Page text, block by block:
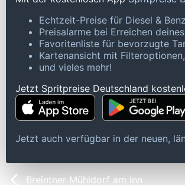
Echtzeit-Preise für Diesel &
Preisalarme bei Erreichen
Favoritenliste für bevorzugte
Kartenansicht mit
und vieles mehr!
Jetzt Spritpreise Deutschland
Jetzt auch verfügbar in der neuen,
Breintner Mühldorf am Inn